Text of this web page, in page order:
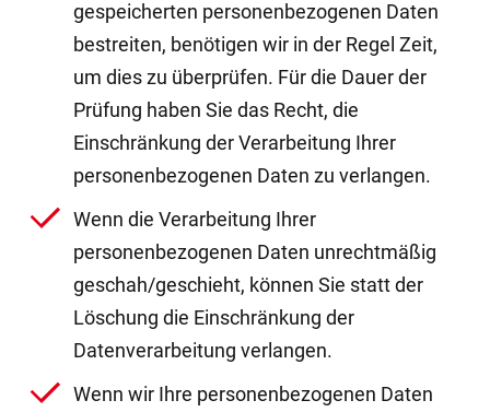
gespeicherten personenbezogenen Daten
bestreiten, benötigen wir in der Regel Zeit,
um dies zu überprüfen. Für die Dauer der
Prüfung haben Sie das Recht, die
Einschränkung der Verarbeitung Ihrer
personenbezogenen Daten zu verlangen.
Wenn die Verarbeitung Ihrer
personenbezogenen Daten unrechtmäßig
geschah/geschieht, können Sie statt der
Löschung die Einschränkung der
Datenverarbeitung verlangen.
Wenn wir Ihre personenbezogenen Daten